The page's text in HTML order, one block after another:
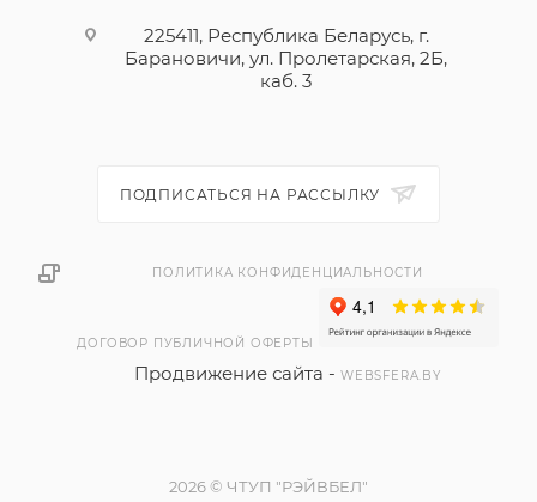
225411, Республика Беларусь, г.
Барановичи, ул. Пролетарская, 2Б,
каб. 3
ПОДПИСАТЬСЯ НА РАССЫЛКУ
ПОЛИТИКА КОНФИДЕНЦИАЛЬНОСТИ
ДОГОВОР ПУБЛИЧНОЙ ОФЕРТЫ
Продвижение сайта -WEBSFERA.BY
2026 © ЧТУП "РЭЙВБЕЛ"